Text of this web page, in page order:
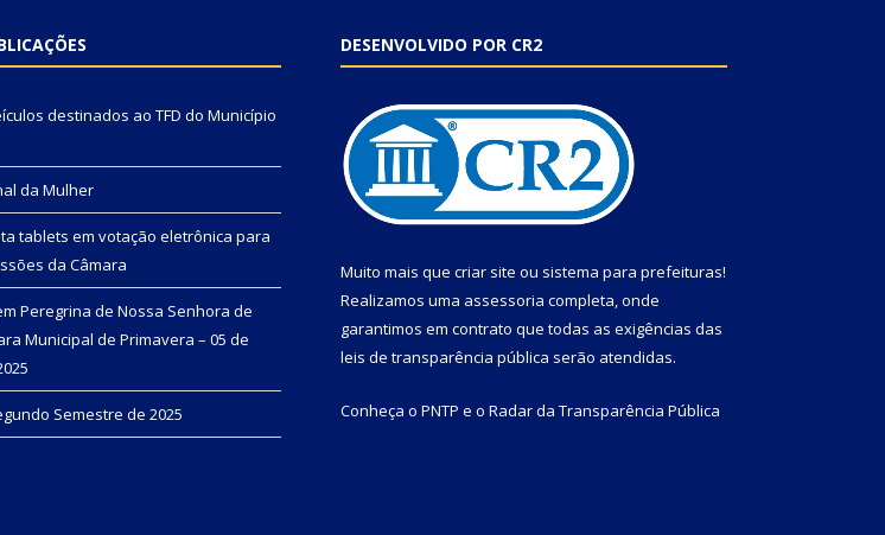
destinados ao TFD do Município
da Mulher
tablets em votação eletrônica para
da Câmara
Peregrina de Nossa Senhora de
Municipal de Primavera – 05 de
Semestre de 2025
DESENVOLVIDO POR CR2
Muito mais que criar site ou sistema para prefeituras!
Realizamos uma assessoria completa, onde
garantimos em contrato que todas as exigências das
leis de transparência pública serão atendidas.
Conheça o PNTP e o Radar da Transparência Pública